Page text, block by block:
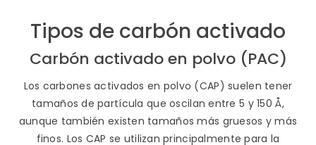
Tipos de carbón activado
Carbón activado en polvo (PAC)
Los carbones activados en polvo (CAP) suelen tener
tamaños de partícula que oscilan entre 5 y 150 Å,
aunque también existen tamaños más gruesos y más
finos. Los CAP se utilizan principalmente para la